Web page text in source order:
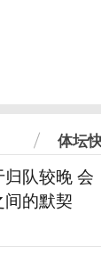
体坛
队较晚 会
的默契